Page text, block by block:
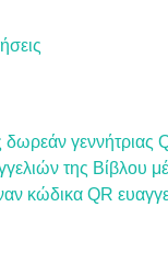
γεννήτριας
της Βίβλου
κώδικα QR